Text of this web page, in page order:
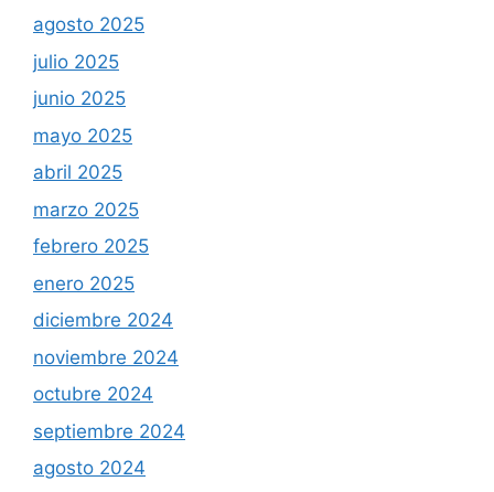
agosto 2025
julio 2025
junio 2025
mayo 2025
abril 2025
marzo 2025
febrero 2025
enero 2025
diciembre 2024
noviembre 2024
octubre 2024
septiembre 2024
agosto 2024